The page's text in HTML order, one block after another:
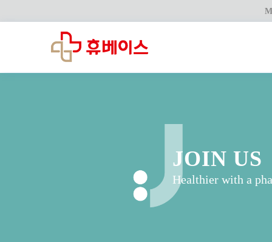
JOIN US
Healthier with a